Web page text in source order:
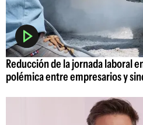
Reducción de la jornada laboral
polémica entre empresarios y